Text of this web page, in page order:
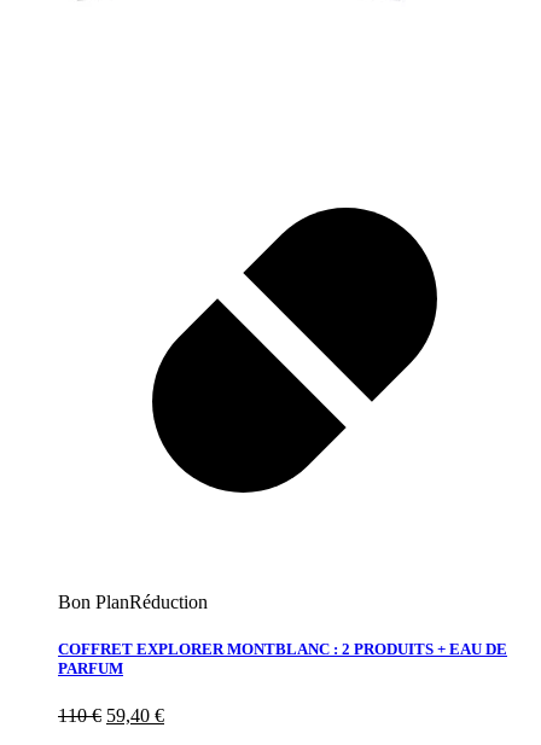
Bon PlanRéduction
COFFRET EXPLORER MONTBLANC : 2 PRODUITS + EAU DE
PARFUM
110€ 59,40 €